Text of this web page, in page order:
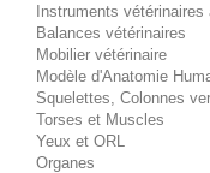
Instruments vétérinaires
Balances vétérinaires
Mobilier vétérinaire
Modèle d'Anatomie
Squelettes, Colonnes
Torses et Muscles
Yeux et ORL
Organes